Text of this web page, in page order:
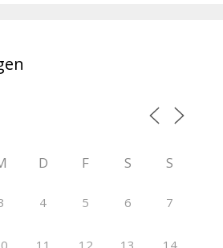
D F S S
4 5 6 7
11 12 13 14